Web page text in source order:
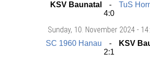
KSV Baunatal
TuS
4:0
Sunday, 10. November 2024 -
SC 1960 Hanau
KSV
2:1